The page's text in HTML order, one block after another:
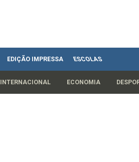
EDIÇÃO IMPRESSA ESCOLAS
INTERNACIONAL ECONOMIA